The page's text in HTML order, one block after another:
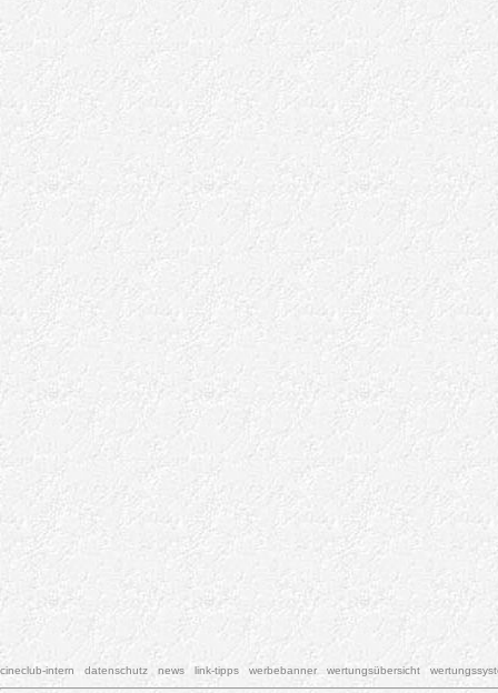
cineclub-intern datenschutz news link-tipps werbebanner wertungsübersicht